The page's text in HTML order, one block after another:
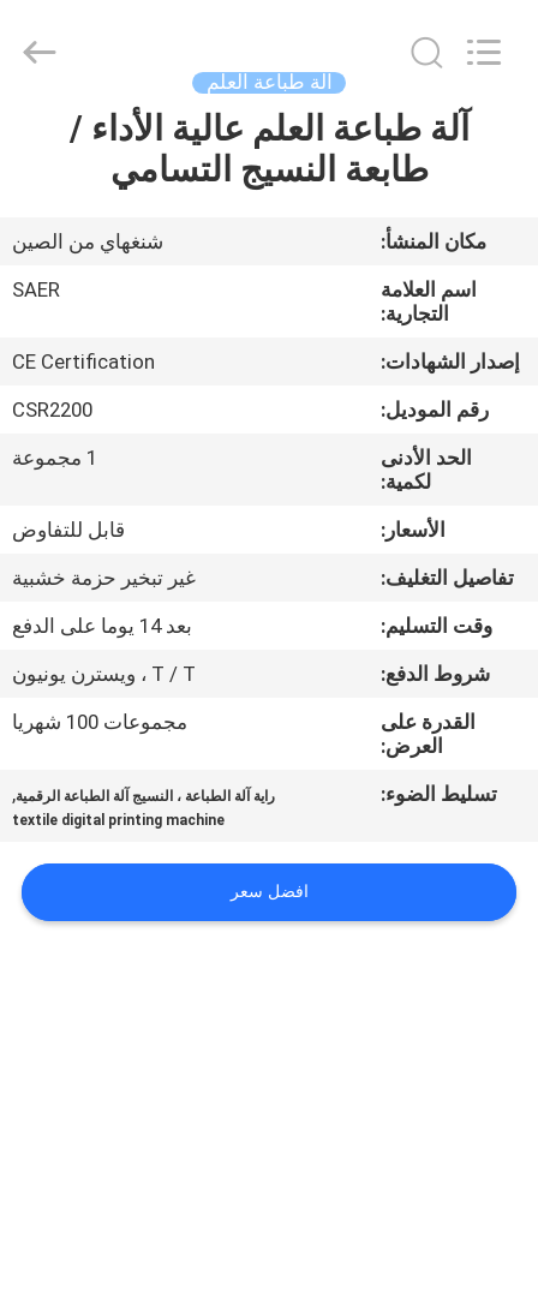
أشرطة
حول
في
المعمل
ضبط
الجودة
اتصل
أخبار
Supplier
آلة طباعة العلم
آلة طباعة العلم عالية الأداء /
طابعة النسيج التسامي
مكان المنشأ:
شنغهاي من الصين
اسم العلامة
التجارية:
SAER
إصدار الشهادات:
CE Certification
رقم الموديل:
CSR2200
الحد الأدنى
لكمية:
1 مجموعة
الأسعار:
قابل للتفاوض
تفاصيل التغليف:
غير تبخير حزمة خشبية
وقت التسليم:
بعد 14 يوما على الدفع
شروط الدفع:
T / T ، ويسترن يونيون
القدرة على
العرض:
مجموعات 100 شهريا
تسليط الضوء: راية آلة الطباعة ، النسيج آلة الطباعة الرقمية,
textile digital printing machine
افضل سعر